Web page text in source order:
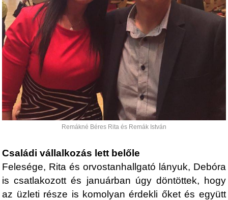
Remákné Béres Rita és Remák István
Családi vállalkozás lett belőle
Felesége, Rita és orvostanhallgató lányuk, Debóra
is csatlakozott és januárban úgy döntöttek, hogy
az üzleti része is komolyan érdekli őket és együtt